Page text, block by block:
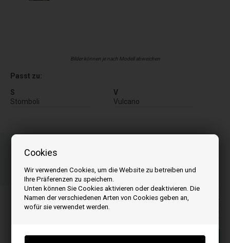
Cookies
Wir verwenden Cookies, um die Website zu betreiben und
Ihre Präferenzen zu speichern.
Unten können Sie Cookies aktivieren oder deaktivieren. Die
Namen der verschiedenen Arten von Cookies geben an,
wofür sie verwendet werden.
Bilder können je nach Modell abweichen
Passt zu:
S
Stomboli
V
Vulcano
07
ST.
25
MIN.
50
SEK.
Alle Preise inkl. MwSt
EUR
In den warenkorb